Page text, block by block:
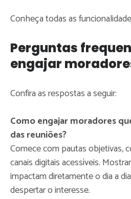
Conheça todas as
Perguntas
engajar
Confira as respostas a seguir:
Como engajar moradores
das reuniões?
Comece com pautas objetivas,
canais digitais acessíveis.
impactam diretamente o dia a
despertar o interesse.